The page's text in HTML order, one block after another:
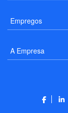
Empregos
A Empresa